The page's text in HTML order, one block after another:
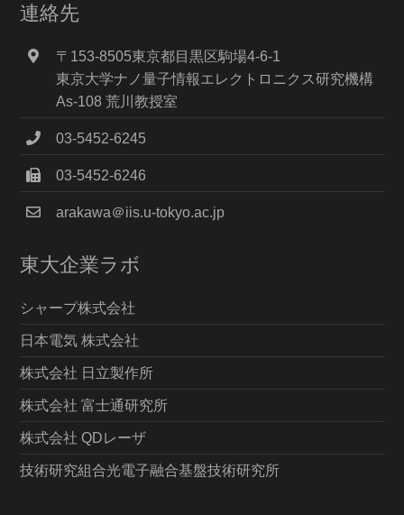
連絡先
〒153-8505東京都目黒区駒場4-6-1
東京大学ナノ量子情報エレクトロニクス研究機構
As-108 荒川教授室
03-5452-6245
03-5452-6246
arakawa＠iis.u-tokyo.ac.jp
東大企業ラボ
シャープ株式会社
日本電気 株式会社
株式会社 日立製作所
株式会社 富士通研究所
株式会社 QDレーザ
技術研究組合光電子融合基盤技術研究所